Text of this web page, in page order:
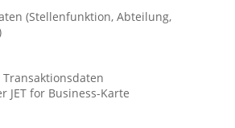
(Stellenfunktion, Abteilung,
JET for Business-Karte